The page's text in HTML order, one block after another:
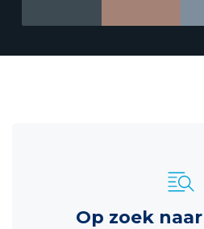
Op zoek